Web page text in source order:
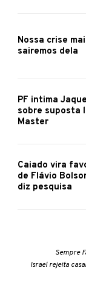
Nossa crise
sairemos dela
PF intima
sobre suposta
Master
Caiado vira
de Flávio
diz pesquisa
Sempre
Israel rejeita